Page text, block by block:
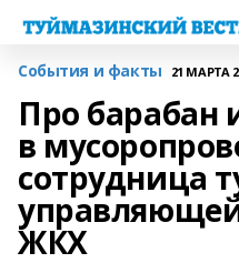
События и факты 21 МАРТА
Про барабан
в
сотрудница
ЖКХ